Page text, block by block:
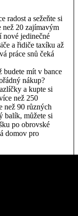
radost a sežeňte si
20 zajímavým
nové jedinečné
a řidiče taxíku až
práce snů čeká
budete mít v bance
nákup?
a kupte si
než 250
než 90 různých
balík, můžete si
po obrovské
domov pro